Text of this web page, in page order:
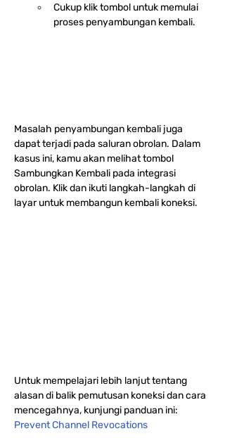
Cukup klik tombol untuk memulai
proses penyambungan kembali.
Masalah penyambungan kembali juga
dapat terjadi pada saluran obrolan. Dalam
kasus ini, kamu akan melihat tombol
Sambungkan Kembali pada integrasi
obrolan. Klik dan ikuti langkah-langkah di
layar untuk membangun kembali koneksi.
Untuk mempelajari lebih lanjut tentang
alasan di balik pemutusan koneksi dan cara
mencegahnya, kunjungi panduan ini:
Prevent Channel Revocations